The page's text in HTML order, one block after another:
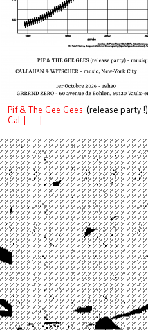
Pif& The Gee Gees (release party !)
Cal [ ... ]